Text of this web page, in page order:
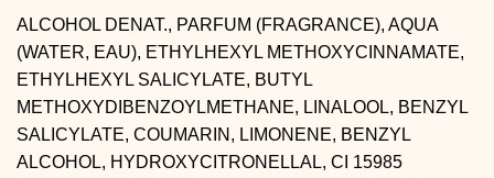
ALCOHOL DENAT., PARFUM (FRAGRANCE), AQUA
(WATER, EAU), ETHYLHEXYL METHOXYCINNAMATE,
ETHYLHEXYL SALICYLATE, BUTYL
METHOXYDIBENZOYLMETHANE, LINALOOL, BENZYL
SALICYLATE, COUMARIN, LIMONENE, BENZYL
ALCOHOL, HYDROXYCITRONELLAL, CI 15985